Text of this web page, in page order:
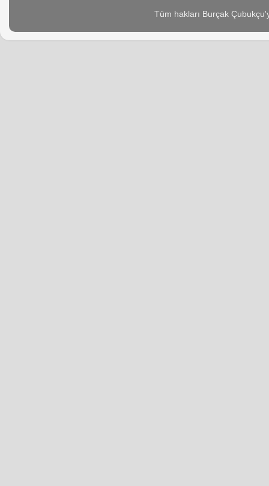
Tüm hakları Burçak